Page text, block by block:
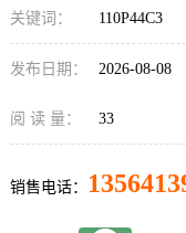
关键词： 110P44C3
发布日期： 2026-08-08
阅 读 量： 33
销售电话：